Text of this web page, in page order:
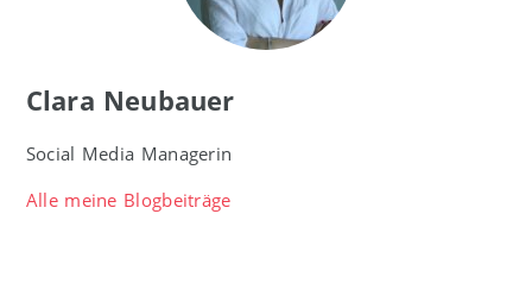
Clara Neubauer
Social Media Managerin
Alle meine Blogbeiträge